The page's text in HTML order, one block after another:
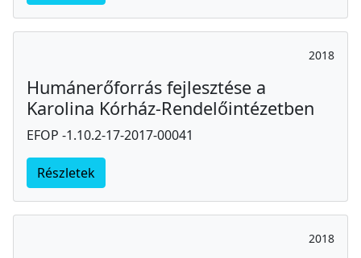
2018
Humánerőforrás fejlesztése a
Karolina Kórház-Rendelőintézetben
EFOP -1.10.2-17-2017-00041
Részletek
2018